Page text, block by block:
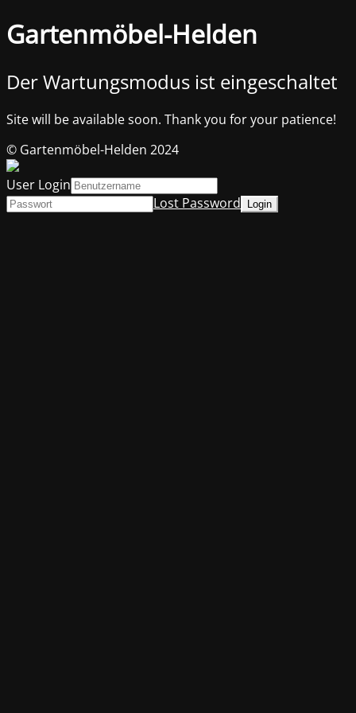
Gartenmöbel-Helden
Der Wartungsmodus ist eingeschaltet
Site will be available soon. Thank you for your patience!
© Gartenmöbel-Helden 2024
User Login
Lost Password